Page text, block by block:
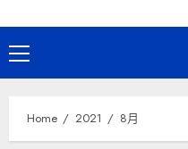
Primary
Menu
Home 2021 8月